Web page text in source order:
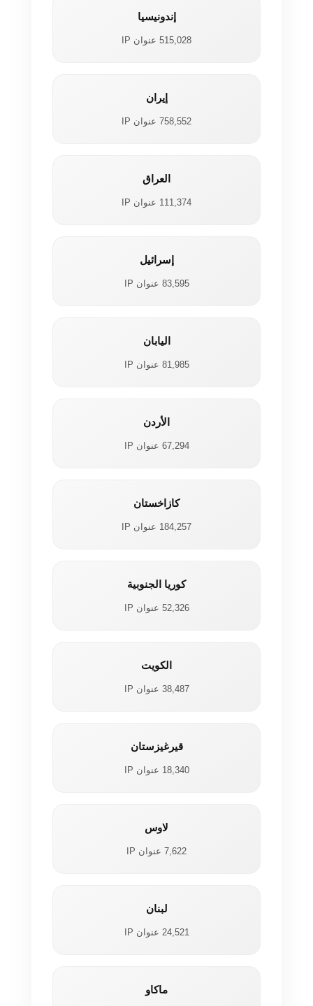
إندونيسيا
515,028 عنوان IP
إيران
758,552 عنوان IP
العراق
111,374 عنوان IP
إسرائيل
83,595 عنوان IP
اليابان
81,985 عنوان IP
الأردن
67,294 عنوان IP
كازاخستان
184,257 عنوان IP
كوريا الجنوبية
52,326 عنوان IP
الكويت
38,487 عنوان IP
قيرغيزستان
18,340 عنوان IP
لاوس
7,622 عنوان IP
لبنان
24,521 عنوان IP
ماكاو